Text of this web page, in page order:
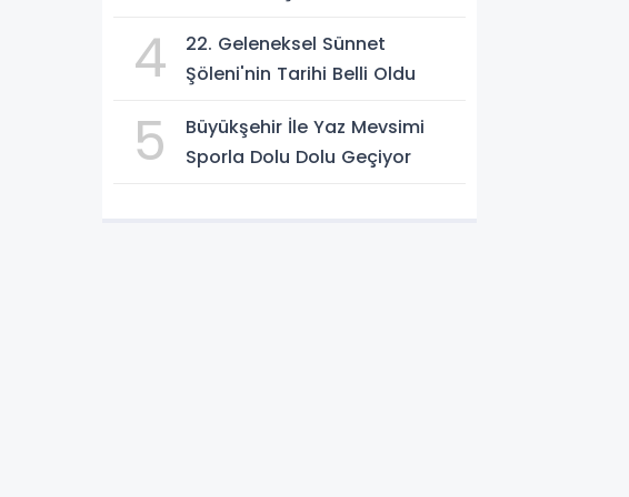
4
22. Geleneksel Sünnet
Şöleni'nin Tarihi Belli Oldu
5
Büyükşehir İle Yaz Mevsimi
Sporla Dolu Dolu Geçiyor